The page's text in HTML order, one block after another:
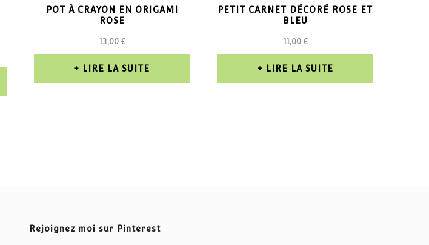
POT À CRAYON EN ORIGAMI
ROSE
13,00 €
LIRE LA SUITE
PETIT CARNET DÉCORÉ ROSE ET
BLEU
11,00 €
LIRE LA SUITE
Rejoignez moi sur Pinterest